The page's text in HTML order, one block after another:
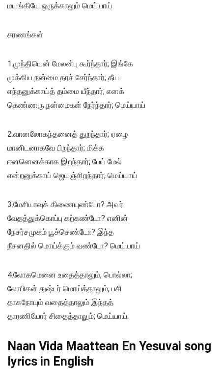
மயங்கியே ஒருக்காலும் மெய்யாய்
சரணங்கள்
1.முந்தியென் மேலன்பு கூர்ந்தார்; இங்கே
முக்கிய நன்மை தரச் சேர்ந்தார்; தீய
எந்தனுக்காய்த் தம்மை யீந்தார்; எனக்
கெண்ணரு நன்மைகள் நேர்ந்தார்; மெய்யாய்
2.வானலோகந்தனைத் துறந்தார்; ஏழை
மானிடனாகவே பிறந்தார்; மிக்க
ஈனனெனக்காக இறந்தார்; பேய் மேல்
என்றனுக்காய் ஜெயஞ்சிறந்தார்; மெய்யாய்
3.மேசியாவுக் கிணையுண்டோ? அவர்
வேதத்துக்கொப்பு கற்கண்டோ? எனின்
நேசர்சமுகம் பூச்செண்டோ? இந்த
நீசனதில் மொய்க்கும் வண்டோ? மெய்யாய்
4.லோகமெனை உதைத்தாலும், பொல்லா;
லோபிகள் துஷ்டர் மொய்த்தாலும், பசி
தாகநோயும் வதைத்தாலும் இந்தத்
தாரணியோர் சிதைத்தாலும்; மெய்யாய்.
Naan Vida Maattean En Yesuvai song
lyrics in English